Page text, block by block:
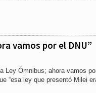
vamos por el DNU”
Ley Ómnibus; ahora vamos
“esa ley que presentó Milei